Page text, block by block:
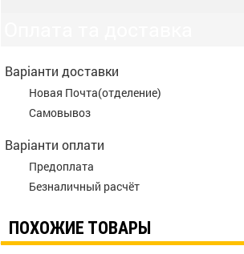
Варіанти доставки
Новая Почта(отделение)
Самовывоз
Варіанти оплати
Предоплата
Безналичный расчёт
ПОХОЖИЕ ТОВАРЫ